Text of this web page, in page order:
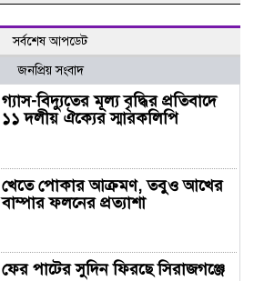
সর্বশেষ আপডেট
জনপ্রিয় সংবাদ
গ্যাস-বিদ্যুতের মূল্য বৃদ্ধির প্রতিবাদে
১১ দলীয় ঐক্যের স্মারকলিপি
খেতে পোকার আক্রমণ, তবুও আখের
বাম্পার ফলনের প্রত্যাশা
ফের পাটের সুদিন ফিরছে সিরাজগঞ্জে